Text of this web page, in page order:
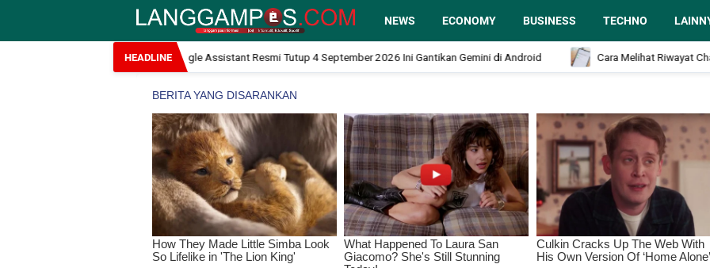
NEWS ECONOMY BUSINESS TECHNO
HEADLINE
Google Assistant Resmi Tutup 4 September 2026 Ini Gantikan Gemini di Android Cara Melihat Riwayat Chat